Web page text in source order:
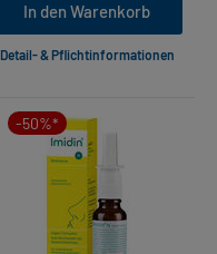
In den Warenkorb
Detail- & Pflichtinformationen
-50%*